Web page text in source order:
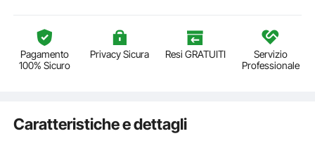
Pagamento
100% Sicuro
Privacy Sicura Resi GRATUITI
Servizio
Professionale
Caratteristiche e dettagli